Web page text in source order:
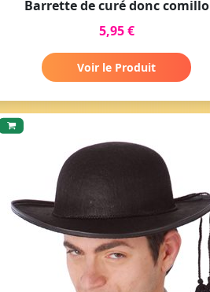
Barrette de curé donc comillo
5,95 €
Voir le Produit